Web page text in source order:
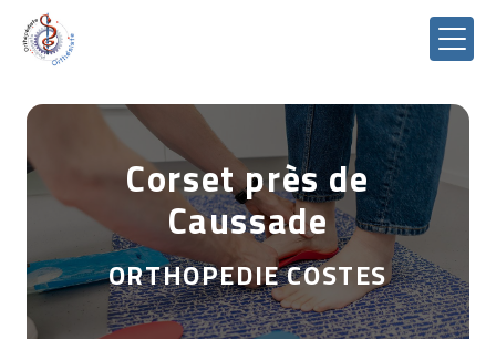
Corset près de
Caussade
ORTHOPEDIE COSTES
Panneau de gestion des cookies